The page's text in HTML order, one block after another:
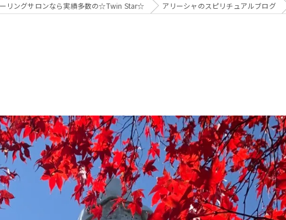
リングサロンなら実績多数の☆Twin Star☆ アリーシャのスピリチュアルブログ